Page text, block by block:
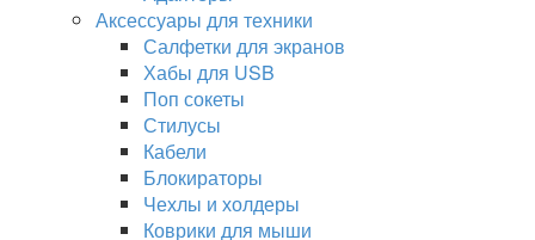
Аксессуары для техники
Салфетки для экранов
Хабы для USB
Поп сокеты
Стилусы
Кабели
Блокираторы
Чехлы и холдеры
Коврики для мыши